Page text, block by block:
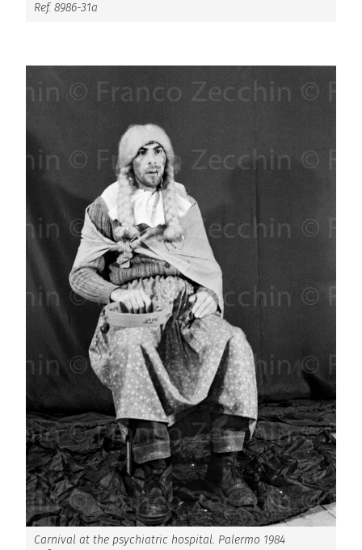
Ref. 8986-31a
Carnival at the psychiatric hospital. Palermo 1984